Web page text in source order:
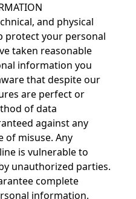
and physical
protect your personal
taken reasonable
information you
that despite our
are perfect or
of data
against any
of misuse. Any
is vulnerable to
unauthorized parties.
complete
information.